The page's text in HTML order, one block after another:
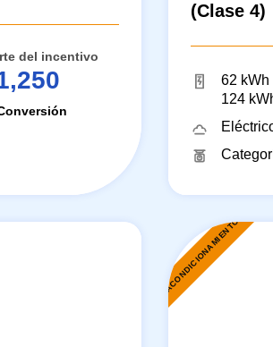
del incentivo
(Clase 4)
62 kWh
124
REACONDICIONAMIENTO